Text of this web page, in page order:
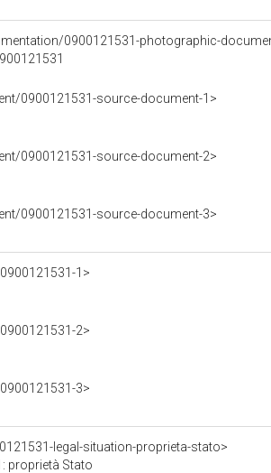
0900121531-photographic-
0900121531-source-document-1>
0900121531-source-document-2>
0900121531-source-document-3>
1>
2>
3>
legal-situation-proprieta-stato>
proprietà Stato